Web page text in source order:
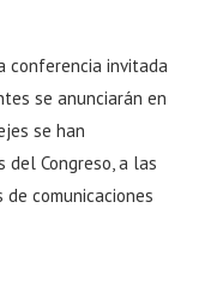
conferencia invitada
se anunciarán en
se han
del Congreso, a las
comunicaciones